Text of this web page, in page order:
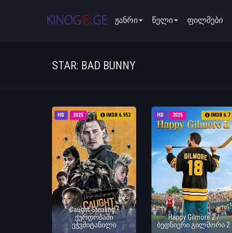
ჟანრი წელი ფილმები
STAR: BAD BUNNY
HD 2025 IMDB 6.952
Caught Stealing /
ქურდობაში
ეჭვმიტანილი
HD 2025 IMDB 6.7
Happy Gilmore 2 /
ბედნიერი გილმორი 2